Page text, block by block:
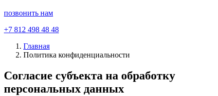
позвонить нам
+7 812 498 48 48
Главная
Политика конфиденциальности
Согласие субъекта на обработку
персональных данных